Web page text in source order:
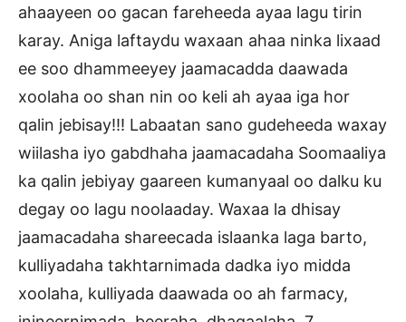
ahaayeen oo gacan fareheeda ayaa lagu tirin
karay. Aniga laftaydu waxaan ahaa ninka lixaad
ee soo dhammeeyey jaamacadda daawada
xoolaha oo shan nin oo keli ah ayaa iga hor
qalin jebisay!!! Labaatan sano gudeheeda waxay
wiilasha iyo gabdhaha jaamacadaha Soomaaliya
ka qalin jebiyay gaareen kumanyaal oo dalku ku
degay oo lagu noolaaday. Waxaa la dhisay
jaamacadaha shareecada islaanka laga barto,
kulliyadaha takhtarnimada dadka iyo midda
xoolaha, kulliyada daawada oo ah farmacy,